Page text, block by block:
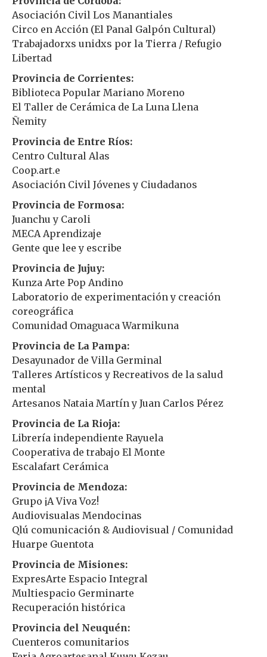
Asociación Civil Los Manantiales
Circo en Acción (El Panal Galpón Cultural)
Trabajadorxs unidxs por la Tierra / Refugio
Libertad
Provincia de Corrientes:
Biblioteca Popular Mariano Moreno
El Taller de Cerámica de La Luna Llena
Ñemity
Provincia de Entre Ríos:
Centro Cultural Alas
Coop.art.e
Asociación Civil Jóvenes y Ciudadanos
Provincia de Formosa:
Juanchu y Caroli
MECA Aprendizaje
Gente que lee y escribe
Provincia de Jujuy:
Kunza Arte Pop Andino
Laboratorio de experimentación y creación
coreográfica
Comunidad Omaguaca Warmikuna
Provincia de La Pampa:
Desayunador de Villa Germinal
Talleres Artísticos y Recreativos de la salud
mental
Artesanos Nataia Martín y Juan Carlos Pérez
Provincia de La Rioja:
Librería independiente Rayuela
Cooperativa de trabajo El Monte
Escalafart Cerámica
Provincia de Mendoza:
Grupo ¡A Viva Voz!
Audiovisualas Mendocinas
Qlú comunicación & Audiovisual / Comunidad
Huarpe Guentota
Provincia de Misiones:
ExpresArte Espacio Integral
Multiespacio Germinarte
Recuperación histórica
Provincia del Neuquén:
Cuenteros comunitarios